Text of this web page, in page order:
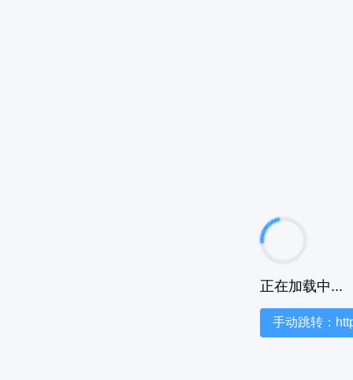
正在加载中...
手动跳转：